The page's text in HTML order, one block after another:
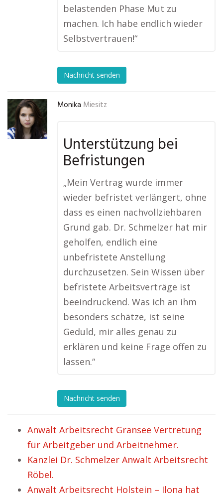
belastenden Phase Mut zu
machen. Ich habe endlich wieder
Selbstvertrauen!“
Nachricht senden
Monika Miesitz
Unterstützung bei
Befristungen
„Mein Vertrag wurde immer
wieder befristet verlängert, ohne
dass es einen nachvollziehbaren
Grund gab. Dr. Schmelzer hat mir
geholfen, endlich eine
unbefristete Anstellung
durchzusetzen. Sein Wissen über
befristete Arbeitsverträge ist
beeindruckend. Was ich an ihm
besonders schätze, ist seine
Geduld, mir alles genau zu
erklären und keine Frage offen zu
lassen.“
Nachricht senden
Anwalt Arbeitsrecht Gransee Vertretung
für Arbeitgeber und Arbeitnehmer.
Kanzlei Dr. Schmelzer Anwalt Arbeitsrecht
Röbel.
Anwalt Arbeitsrecht Holstein – Ilona hat